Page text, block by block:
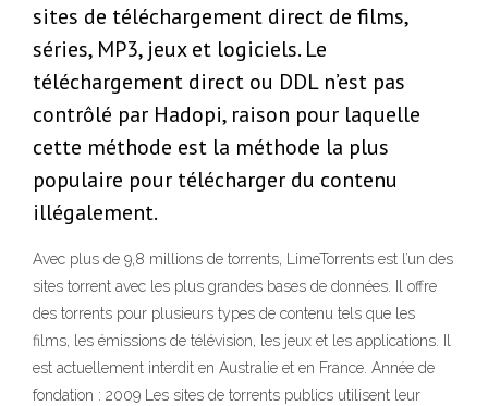
sites de téléchargement direct de films,
séries, MP3, jeux et logiciels. Le
téléchargement direct ou DDL n’est pas
contrôlé par Hadopi, raison pour laquelle
cette méthode est la méthode la plus
populaire pour télécharger du contenu
illégalement.
Avec plus de 9,8 millions de torrents, LimeTorrents est l’un des
sites torrent avec les plus grandes bases de données. Il offre
des torrents pour plusieurs types de contenu tels que les
films, les émissions de télévision, les jeux et les applications. Il
est actuellement interdit en Australie et en France. Année de
fondation : 2009 Les sites de torrents publics utilisent leur